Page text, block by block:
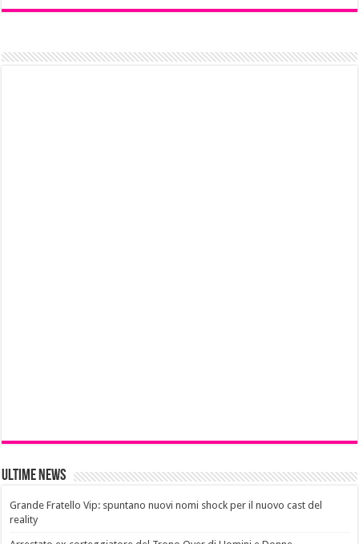
Ultime News
Grande Fratello Vip: spuntano nuovi nomi shock per il nuovo cast del
reality